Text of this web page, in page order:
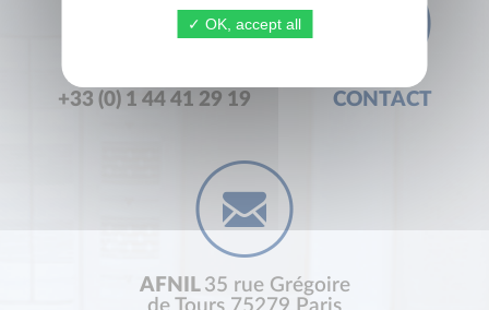
+33 (0) 1 44 41 29 19 CONTACT
AFNIL 35 rue Grégoire
OK, accept all